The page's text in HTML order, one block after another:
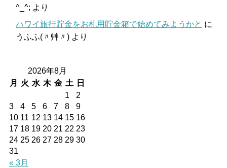
^_^; より
ハワイ旅行貯金をお札用貯金箱で始めてみようかと に
うふふ(〃艸〃) より
2026年8月
月
火 水 木 金 土 日
« 3月
1
2
3
4 5 6 7 8
9
10 11 12 13 14 15 16
17 18 19 20 21 22 23
24 25 26 27 28 29 30
31